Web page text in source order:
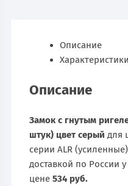
Описание
Характеристики
Описание
Замок с гнутым
штук) цвет серый для
серии ALR
доставкой по России
цене534 руб.